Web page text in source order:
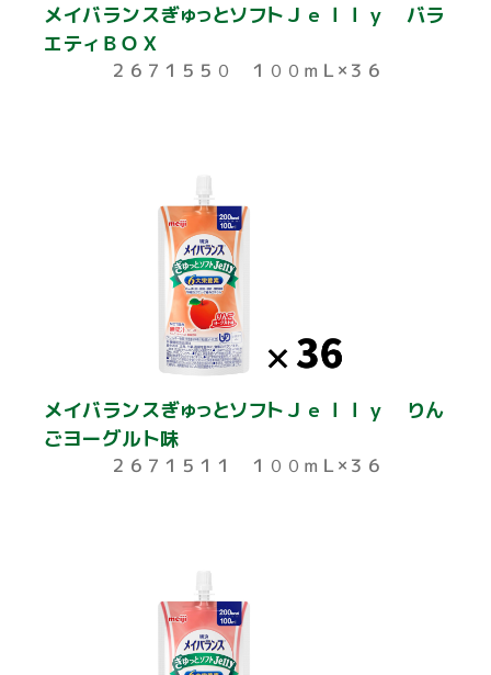
メイバランスぎゅっとソフトＪｅｌｌｙ バラ
エティＢＯＸ
２６７１５５０ １００ｍＬ×３６
メイバランスぎゅっとソフトＪｅｌｌｙ りん
ごヨーグルト味
２６７１５１１ １００ｍＬ×３６